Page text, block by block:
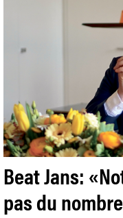
Beat Jans:
pas du